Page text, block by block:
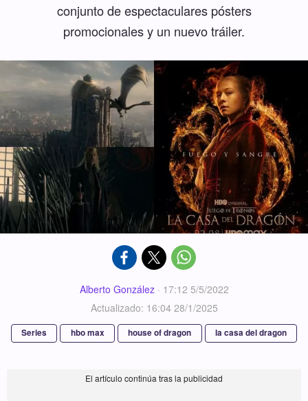
conjunto de espectaculares pósters
promocionales y un nuevo tráiler.
Alberto González· 17:12 5/5/2022
Actualizado: 16:04 28/1/2025
Series hbo max house of dragon la casa del dragon